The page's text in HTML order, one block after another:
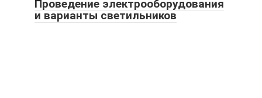
Проведение электрооборудования
и варианты светильников